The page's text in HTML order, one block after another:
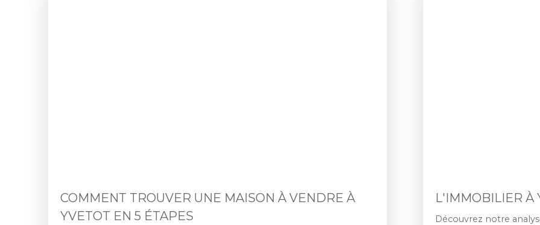
COMMENT TROUVER UNE MAISON À VENDRE À
YVETOT EN 5 ÉTAPES
L'IMMOBILIER À
Découvrez notre